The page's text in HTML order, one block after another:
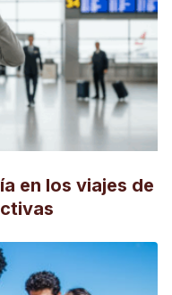
en los viajes de